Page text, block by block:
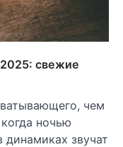
свежие
чем
ночью
звучат